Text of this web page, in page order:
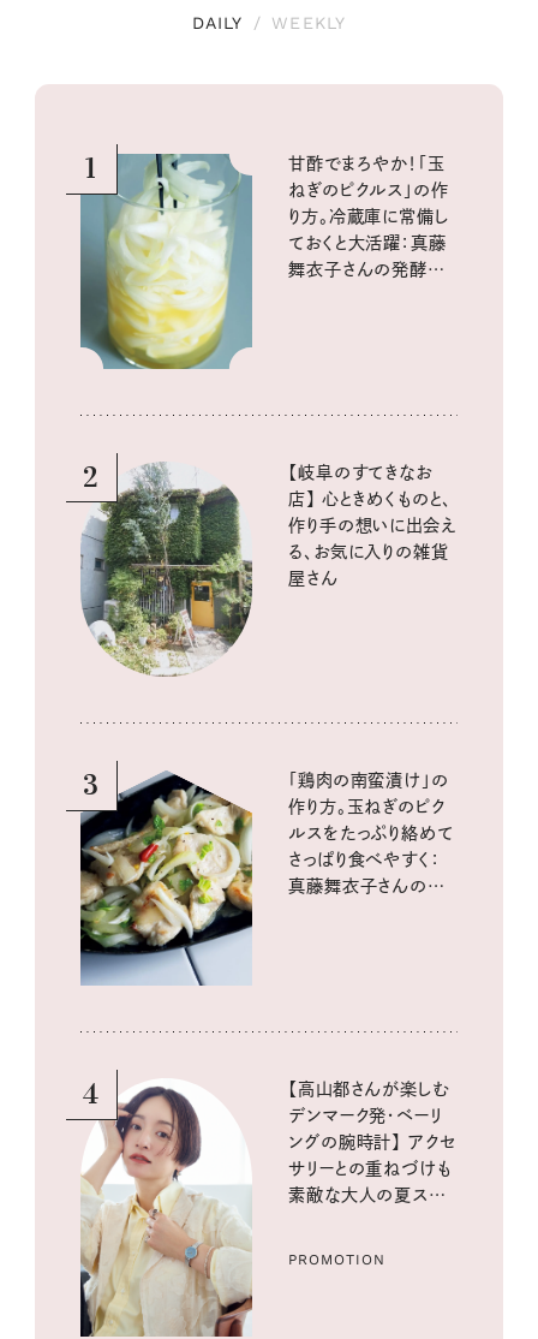
DAILY / WEEKLY
1
甘酢でまろやか！「玉
ねぎのピクルス」の作
り方。冷蔵庫に常備し
ておくと大活躍：真藤
舞衣子さんの発酵と
2
【岐阜のすてきなお
店】 心ときめくものと、
作り手の想いに出会え
る、お気に入りの雑貨
屋さん
3
「鶏肉の南蛮漬け」の
作り方。玉ねぎのピク
ルスをたっぷり絡めて
さっぱり食べやすく：
真藤舞衣子さんの発
4
【高山都さんが楽しむ
デンマーク発・ベーリ
ングの腕時計】 アクセ
サリーとの重ねづけも
素敵な大人の夏スタイ
PROMOTION